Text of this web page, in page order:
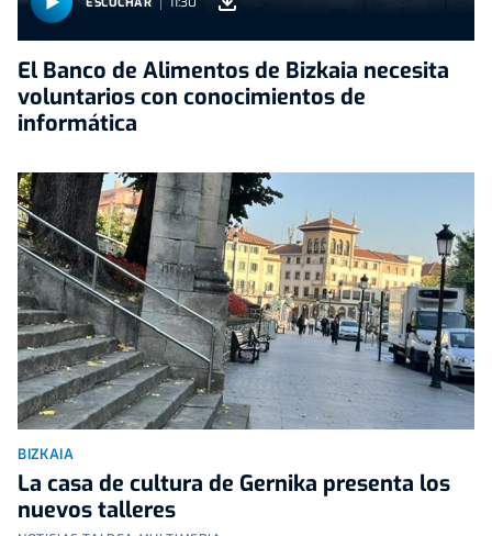
El Banco de Alimentos de Bizkaia necesita
voluntarios con conocimientos de
informática
BIZKAIA
La casa de cultura de Gernika presenta los
nuevos talleres